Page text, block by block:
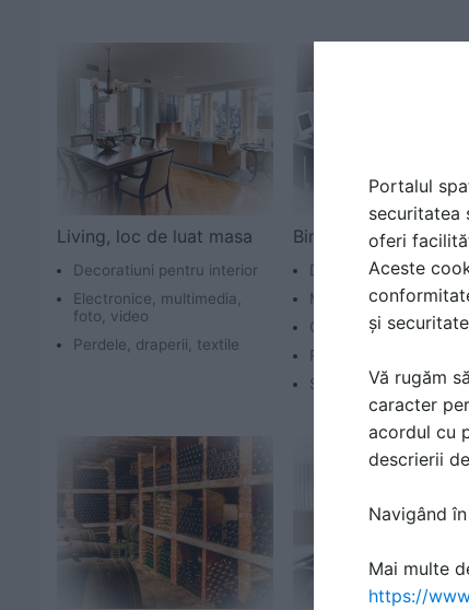
Living, loc de luat masa
Decoratiuni pentru interior
Electronice, multimedia,
foto, video
Perdele, draperii, textile
Biroul de acasa
Decoratiuni pentru
Mobilier
Obiecte de mobilier
Perdele, draperii, textile
Software
Portalul
securitatea
oferi
Aceste
și
Vă rugăm
caracter
acordul cu
descrierii
Navigând
Mai multe
https://